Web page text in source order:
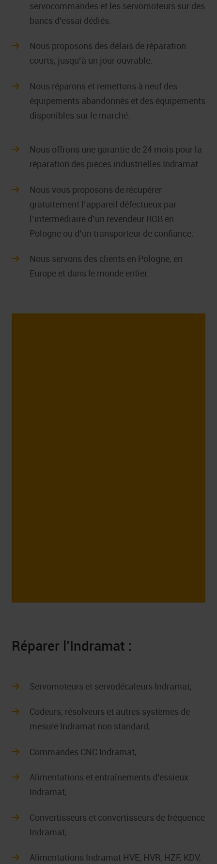
servocommandes et les servomoteurs sur des
bancs d’essai dédiés.
Nous proposons des délais de réparation
courts, jusqu’à un jour ouvrable.
Nous réparons et remettons à neuf des
équipements abandonnés et des équipements
disponibles sur le marché.
Nous offrons une garantie de 24 mois pour la
réparation des pièces industrielles Indramat.
Nous vous proposons de récupérer
gratuitement l’appareil défectueux par
l’intermédiaire d’un revendeur RGB en
Pologne ou d’un transporteur de confiance.
Nous servons des clients en Pologne, en
Europe et dans le monde entier.
Réparer l’Indramat :
Servomoteurs et servodécaleurs Indramat,
Codeurs, résolveurs et autres systèmes de
mesure Indramat non standard,
Commandes CNC Indramat,
Alimentations et entraînements d’essieux
Indramat,
Convertisseurs et convertisseurs de fréquence
Indramat,
Alimentations Indramat HVE, HVR, HZF, KDV,